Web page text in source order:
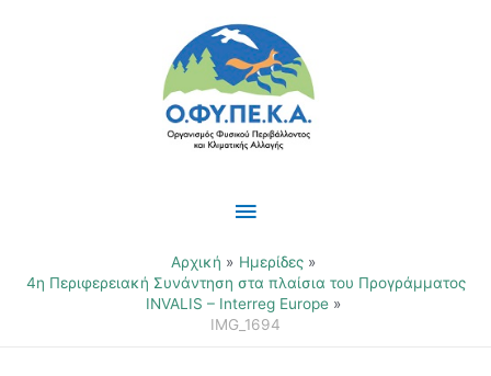
Κύριο
Μενού
Αρχική
Ημερίδες
4η Περιφερειακή Συνάντηση στα πλαίσια του Προγράμματος
INVALIS – Interreg Europe
IMG_1694